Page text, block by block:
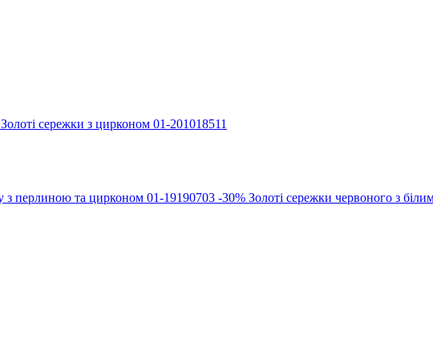
Золоті сережки з цирконом 01-201018511
-30% Золоті сережки червоного з